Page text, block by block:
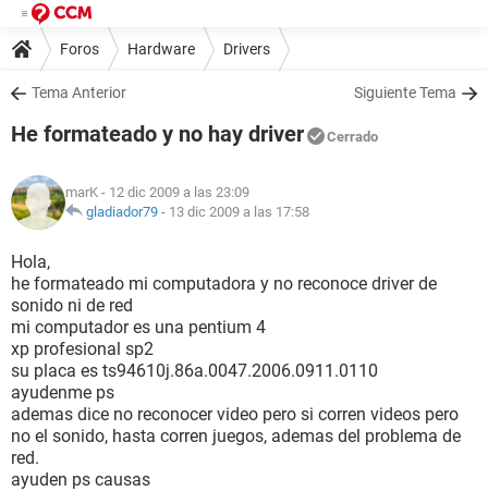
Foros Hardware Drivers
Tema Anterior Siguiente Tema
He formateado y no hay driver Cerrado
marK - 12 dic 2009 a las 23:09
gladiador79 - 13 dic 2009 a las 17:58
Hola,
he formateado mi computadora y no reconoce driver de
sonido ni de red
mi computador es una pentium 4
xp profesional sp2
su placa es ts94610j.86a.0047.2006.0911.0110
ayudenme ps
ademas dice no reconocer video pero si corren videos pero
no el sonido, hasta corren juegos, ademas del problema de
red.
ayuden ps causas